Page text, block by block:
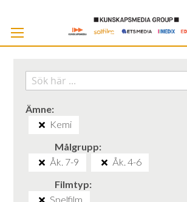
Ämne
Kemi
Målgrupp
Åk. 7-9
Åk. 4-6
Filmtyp
Spelfilm